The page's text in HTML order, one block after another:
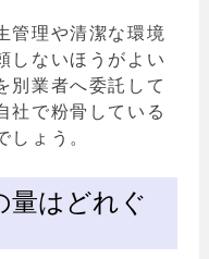
管理や清潔な環境
しないほうがよい
別業者へ委託して
社で粉骨している
しょう。
量はどれぐ